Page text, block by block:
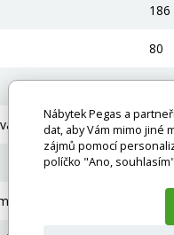
186
80
Dub
Dub
Nábytek Pegas a
dat, aby Vám mimo jiné
zájmů pomocí
políčko "Ano,